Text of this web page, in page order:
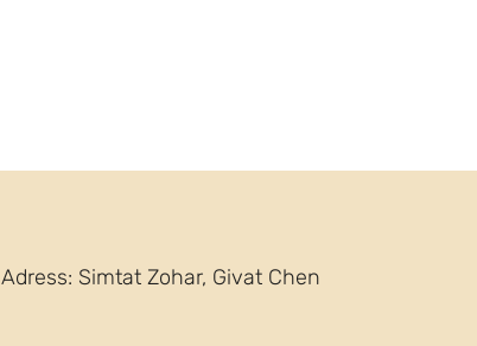
Adress: Simtat Zohar, Givat Chen